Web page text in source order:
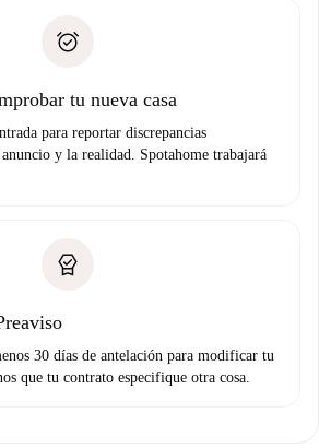
solvencia
ningún problema.
tu nueva casa
para reportar discrepancias
y la realidad. Spotahome trabajará
30 días de antelación para modificar tu
que tu contrato especifique otra cosa.